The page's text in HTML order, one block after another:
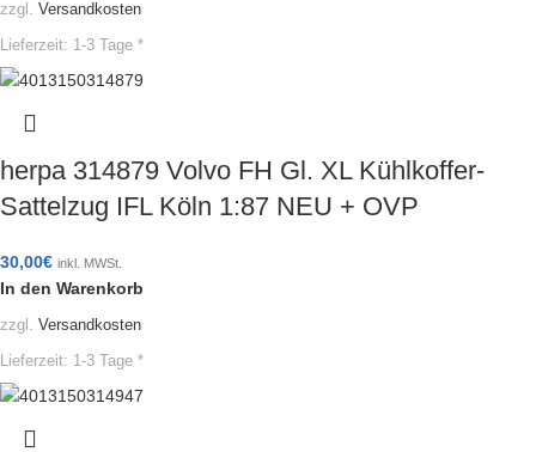
zzgl. Versandkosten
Lieferzeit: 1-3 Tage *
herpa 314879 Volvo FH Gl. XL Kühlkoffer-
Sattelzug IFL Köln 1:87 NEU + OVP
30,00€ inkl. MWSt.
In den Warenkorb
zzgl. Versandkosten
Lieferzeit: 1-3 Tage *